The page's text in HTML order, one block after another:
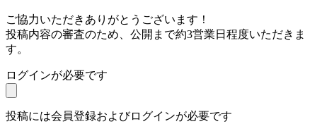
ご協力いただきありがとうございます！
投稿内容の審査のため、公開まで約3営業日程度いただきま
す。
ログインが必要です
投稿には会員登録およびログインが必要です